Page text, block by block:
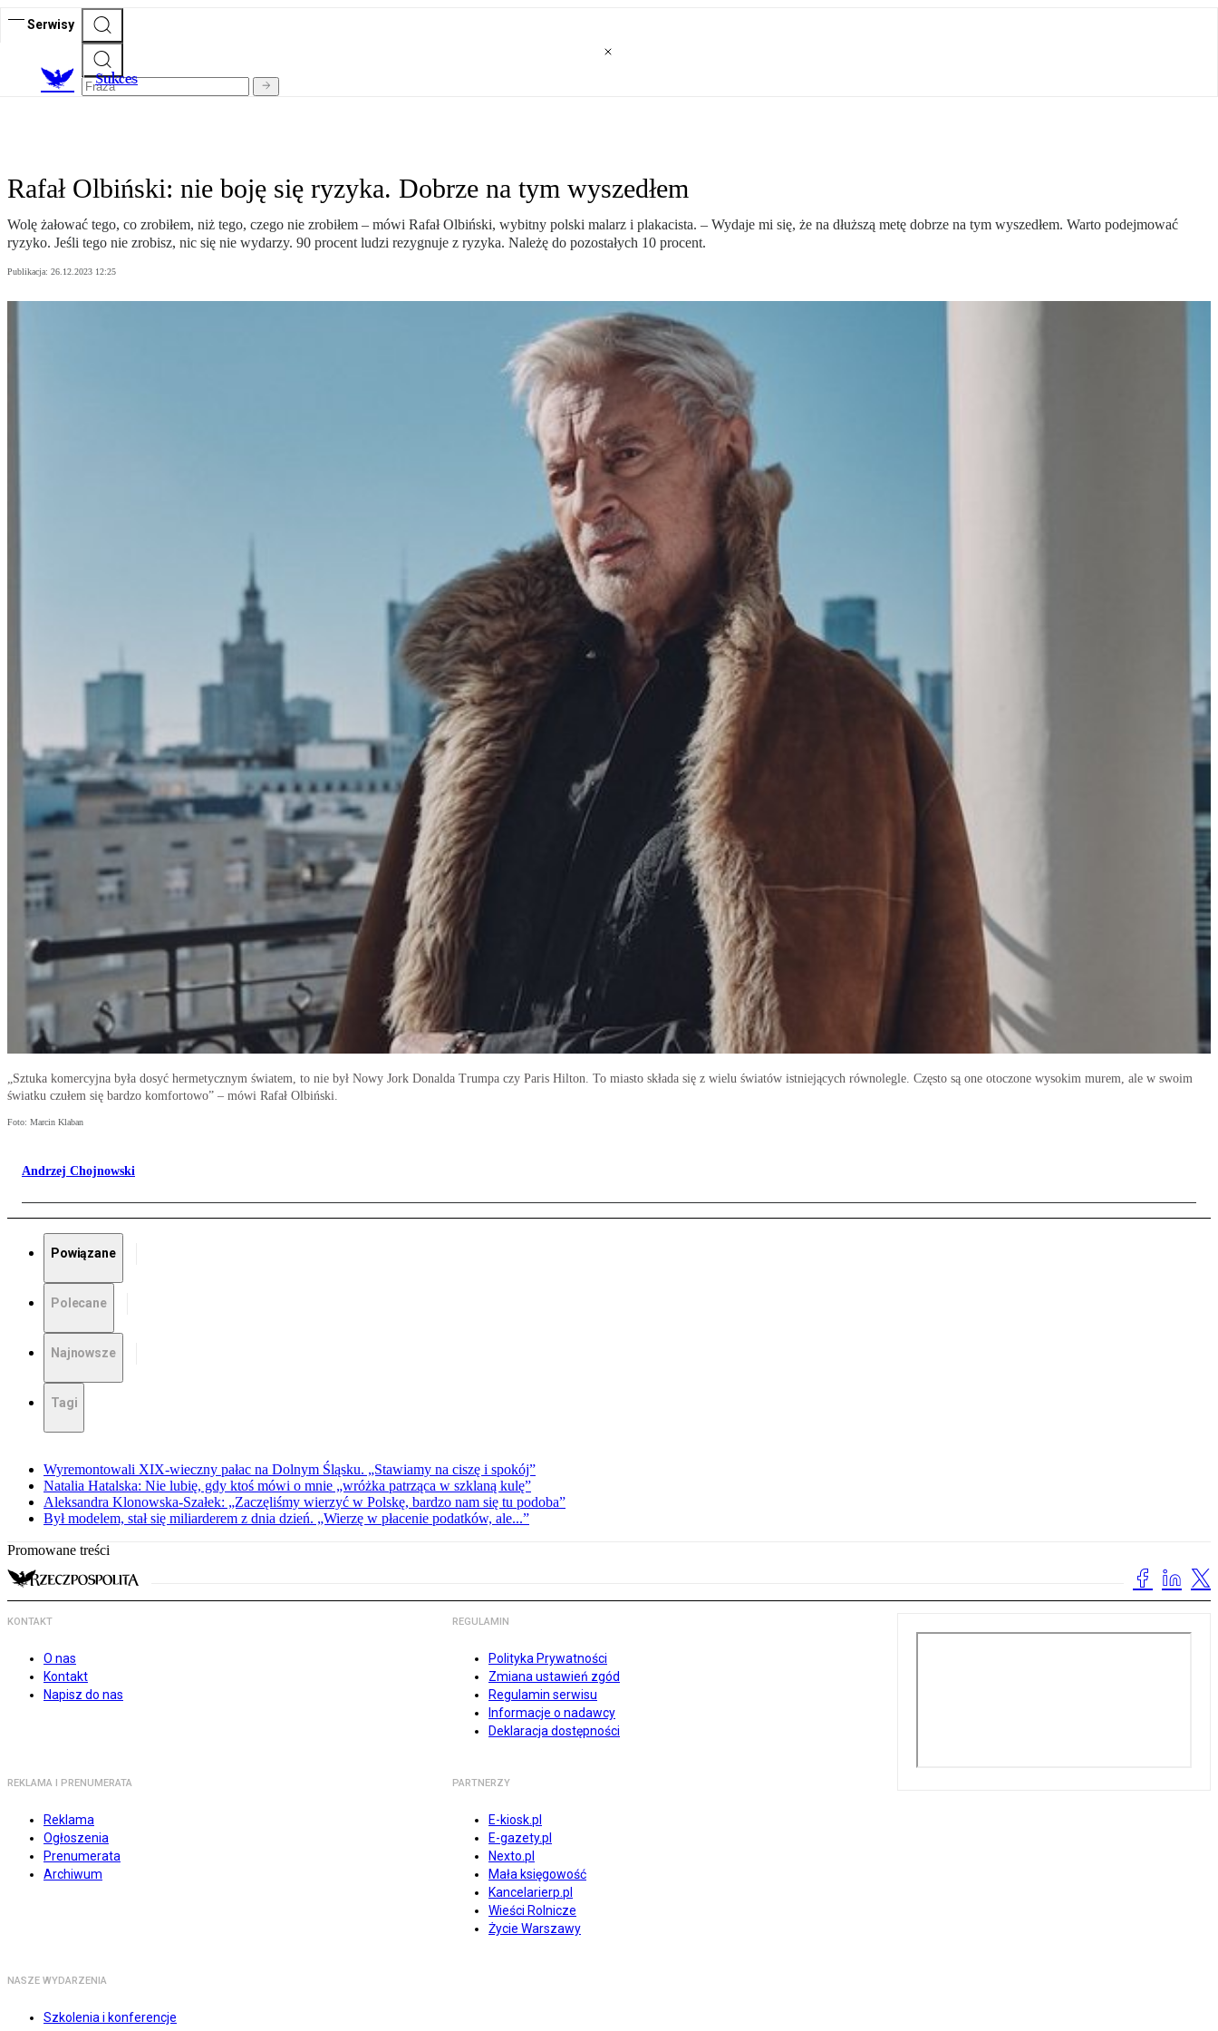
Serwisy
Sukces
Rafał Olbiński: nie boję się ryzyka. Dobrze na tym wyszedłem
Wolę żałować tego, co zrobiłem, niż tego, czego nie zrobiłem – mówi Rafał Olbiński, wybitny polski malarz i plakacista. – Wydaje mi się, że na dłuższą metę dobrze na tym wyszedłem. Warto podejmować
ryzyko. Jeśli tego nie zrobisz, nic się nie wydarzy. 90 procent ludzi rezygnuje z ryzyka. Należę do pozostałych 10 procent.
Publikacja: 26.12.2023 12:25
„Sztuka komercyjna była dosyć hermetycznym światem, to nie był Nowy Jork Donalda Trumpa czy Paris Hilton. To miasto składa się z wielu światów istniejących równolegle. Często są one otoczone wysokim murem, ale w swoim
światku czułem się bardzo komfortowo” – mówi Rafał Olbiński.
Foto: Marcin Klaban
Andrzej Chojnowski
Powiązane
Polecane
Najnowsze
Tagi
Wyremontowali XIX-wieczny pałac na Dolnym Śląsku. „Stawiamy na ciszę i spokój”
Natalia Hatalska: Nie lubię, gdy ktoś mówi o mnie „wróżka patrząca w szklaną kulę”
Aleksandra Klonowska-Szałek: „Zaczęliśmy wierzyć w Polskę, bardzo nam się tu podoba”
Był modelem, stał się miliarderem z dnia dzień. „Wierzę w płacenie podatków, ale...”
Promowane treści
KONTAKT
O nas
Kontakt
Napisz do nas
REGULAMIN
Polityka Prywatności
Zmiana ustawień zgód
Regulamin serwisu
Informacje o nadawcy
Deklaracja dostępności
REKLAMA I PRENUMERATA
Reklama
Ogłoszenia
Prenumerata
Archiwum
PARTNERZY
E-kiosk.pl
E-gazety.pl
Nexto.pl
Mała księgowość
Kancelarierp.pl
Wieści Rolnicze
Życie Warszawy
NASZE WYDARZENIA
Szkolenia i konferencje